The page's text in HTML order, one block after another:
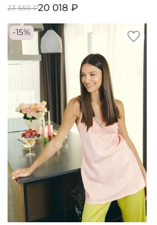
23 550 ₽20 018 ₽
-15%